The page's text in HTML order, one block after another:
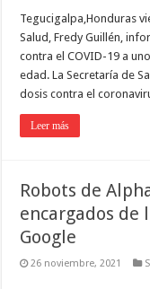
Tegucigalpa,Honduras
Salud, Fredy Guillén,
contra el COVID-19 a
edad. La Secretaría de
dosis contra el
Leer más
Robots de
encargados de
Google
26 noviembre, 2021